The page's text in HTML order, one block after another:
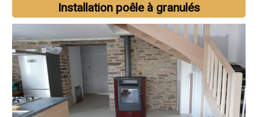
Installation poêle à granulés